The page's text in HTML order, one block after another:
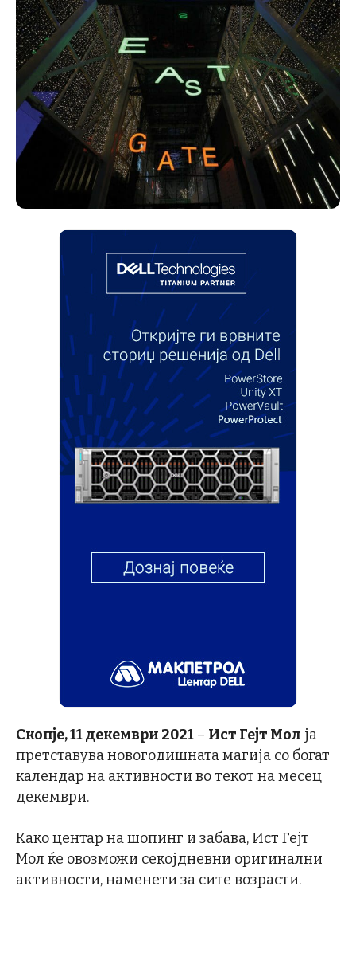
Скопје, 11 декември 2021 – Ист Гејт Мол ја
претставува новогодишната магија со богат
календар на активности во текот на месец
декември.
Како центар на шопинг и забава, Ист Гејт
Мол ќе овозможи секојдневни оригинални
активности, наменети за сите возрасти.